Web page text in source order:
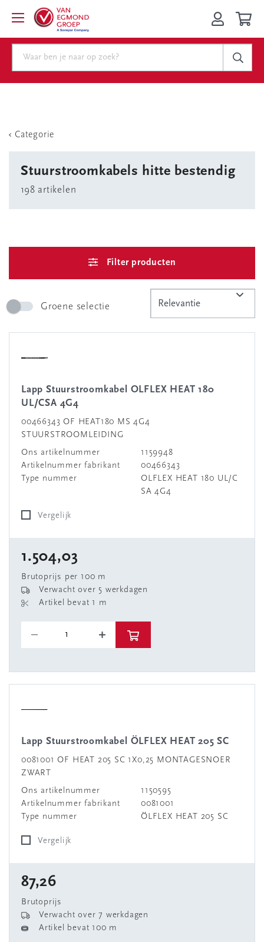
Categorie
Stuurstroomkabels hitte bestendig
198 artikelen
Filter producten
Groene selectie
Lapp Stuurstroomkabel OLFLEX HEAT 180
UL/CSA 4G4
00466343 OF HEAT180 MS 4G4
STUURSTROOMLEIDING
Ons artikelnummer
1159948
Artikelnummer fabrikant
00466343
Type nummer
OLFLEX HEAT 180 UL/C
SA 4G4
Vergelijk
1.504,03
Brutoprijs per 100 m
Verwacht over 5 werkdagen
Artikel bevat 1 m
Lapp Stuurstroomkabel ÖLFLEX HEAT 205 SC
0081001 OF HEAT 205 SC 1X0,25 MONTAGESNOER
ZWART
Ons artikelnummer
1150595
Artikelnummer fabrikant
0081001
Type nummer
ÖLFLEX HEAT 205 SC
Vergelijk
87,26
Brutoprijs
Verwacht over 7 werkdagen
Artikel bevat 100 m